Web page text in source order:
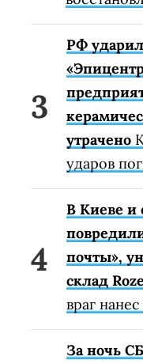
РФ
утрачено
ударов
В Киеве и
почты»,
склад
враг
За ночь